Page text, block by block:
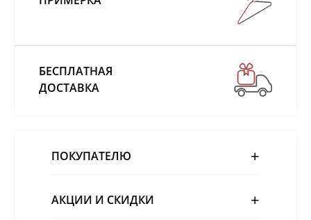
БЕСПЛАТНАЯ
ДОСТАВКА
ПОКУПАТЕЛЮ
АКЦИИ И СКИДКИ